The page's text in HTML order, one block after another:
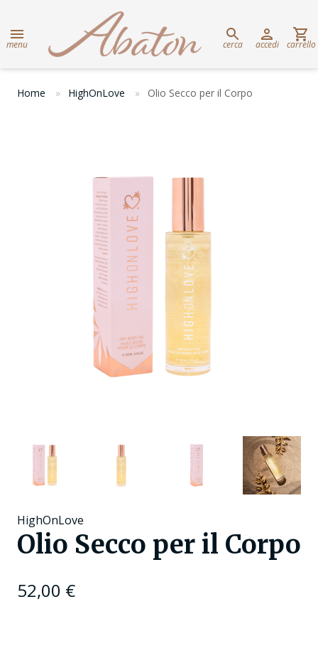
menu cerca accedi carrello
Home HighOnLove Olio Secco per il Corpo
HighOnLove
Olio Secco per il Corpo
52,00 €